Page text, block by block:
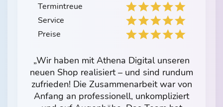
Termintreue
Service
Preise
„Wir haben mit Athena Digital unseren
neuen Shop realisiert – und sind rundum
zufrieden! Die Zusammenarbeit war von
Anfang an professionell, unkompliziert